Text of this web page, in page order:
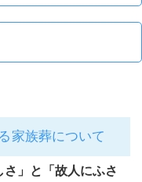
家族葬について
」と「故人にふさ